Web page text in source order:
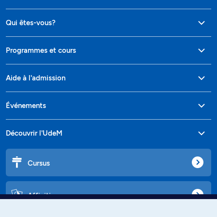
Qui êtes-vous?
Programmes et cours
Aide à l'admission
Événements
Découvrir l'UdeM
Cursus
Affiniti